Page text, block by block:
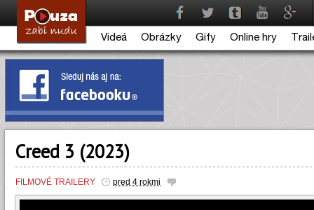
Videá Obrázky Gify Online hry
Creed 3 (2023)
FILMOVÉ TRAILERY pred 4 rokmi